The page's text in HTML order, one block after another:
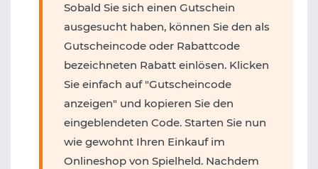
Sobald Sie sich einen Gutschein
ausgesucht haben, können Sie den als
Gutscheincode oder Rabattcode
bezeichneten Rabatt einlösen. Klicken
Sie einfach auf "Gutscheincode
anzeigen" und kopieren Sie den
eingeblendeten Code. Starten Sie nun
wie gewohnt Ihren Einkauf im
Onlineshop von Spielheld. Nachdem